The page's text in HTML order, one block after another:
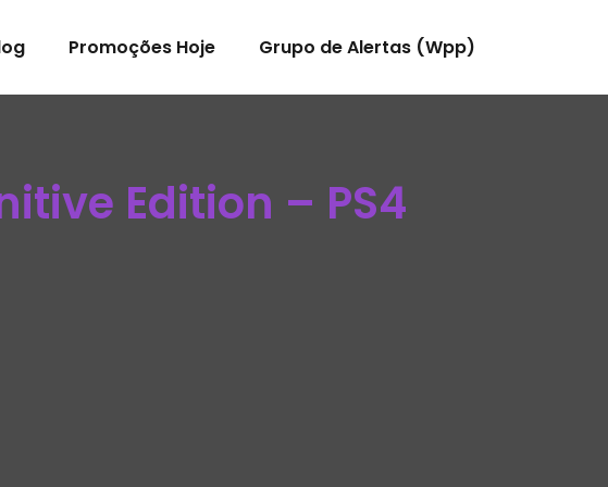
Promoções Hoje Grupo de Alertas (Wpp)
Edition – PS4